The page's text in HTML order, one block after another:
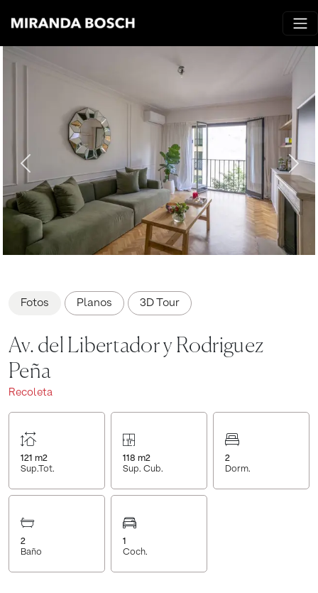
Fotos Planos 3D Tour
Av. del Libertador y Rodriguez
Peña
Recoleta
121 m2
Sup.Tot.
118 m2
Sup. Cub.
2
Dorm.
2
Baño
1
Coch.